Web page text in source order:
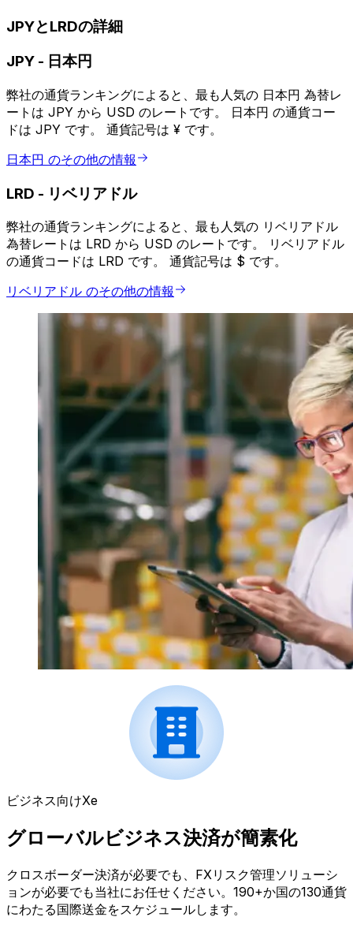
JPYとLRDの詳細
JPY - 日本円
弊社の通貨ランキングによると、最も人気の 日本円 為替レ
ートは JPY から USD のレートです。 日本円 の通貨コー
ドは JPY です。 通貨記号は ¥ です。
日本円 のその他の情報
LRD - リベリアドル
弊社の通貨ランキングによると、最も人気の リベリアドル
為替レートは LRD から USD のレートです。 リベリアドル
の通貨コードは LRD です。 通貨記号は $ です。
リベリアドル のその他の情報
ビジネス向けXe
グローバルビジネス決済が簡素化
クロスボーダー決済が必要でも、FXリスク管理ソリューシ
ョンが必要でも当社にお任せください。190+か国の130通貨
にわたる国際送金をスケジュールします。